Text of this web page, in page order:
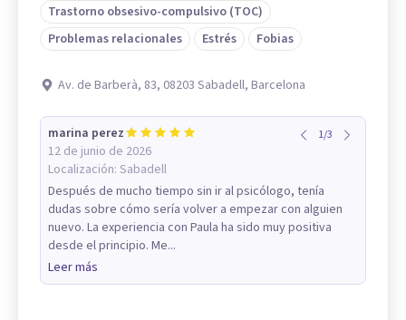
Trastorno obsesivo-compulsivo (TOC)
Problemas relacionales
Estrés Fobias
Av. de Barberà, 83, 08203 Sabadell, Barcelona
marina perez
12 de junio de 2026
Localización: Sabadell
1/3
Después de mucho tiempo sin ir al psicólogo, tenía
dudas sobre cómo sería volver a empezar con alguien
nuevo. La experiencia con Paula ha sido muy positiva
desde el principio. Me...
Leer más